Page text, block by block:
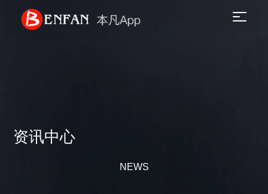
资讯中心
NEWS